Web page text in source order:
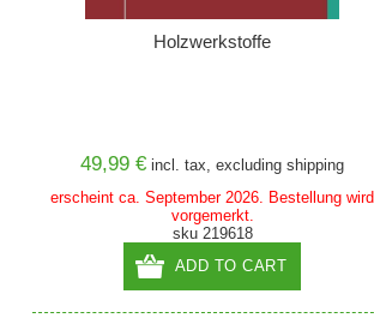
Holzwerkstoffe
49,99 € incl. tax, excludingshipping
erscheint ca. September 2026. Bestellung wird
vorgemerkt.
sku 219618
ADD TO CART